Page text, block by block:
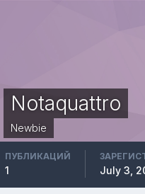
Notaquattro
Newbie
ПУБЛИКАЦИЙ
1 July 3,